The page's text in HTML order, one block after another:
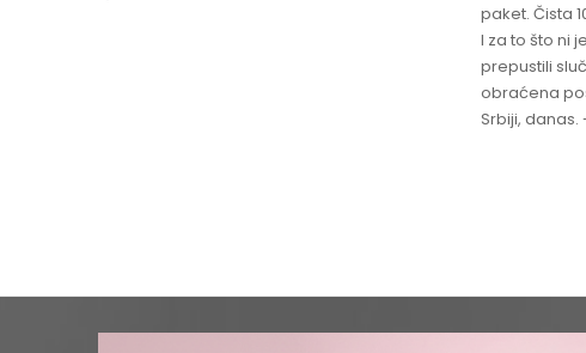
paket. Čista
I za to što ni
prepustili
obraćena
Srbiji,